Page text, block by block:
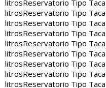
litrosReservatorio Tipo
litrosReservatorio Tipo
litrosReservatorio Tipo
litrosReservatorio Tipo
litrosReservatorio Tipo
litrosReservatorio Tipo
litrosReservatorio Tipo
litrosReservatorio Tipo
litrosReservatorio Tipo